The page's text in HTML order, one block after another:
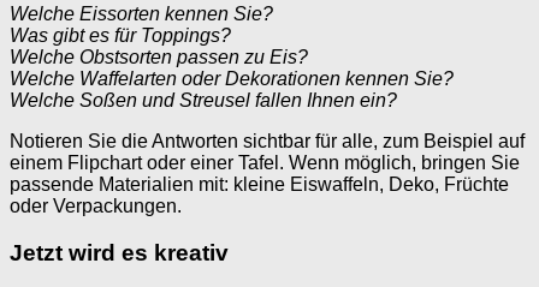
Welche Eissorten kennen Sie?
Was gibt es für Toppings?
Welche Obstsorten passen zu Eis?
Welche Waffelarten oder Dekorationen kennen Sie?
Welche Soßen und Streusel fallen Ihnen ein?
Notieren Sie die Antworten sichtbar für alle, zum Beispiel auf
einem Flipchart oder einer Tafel. Wenn möglich, bringen Sie
passende Materialien mit: kleine Eiswaffeln, Deko, Früchte
oder Verpackungen.
Jetzt wird es kreativ